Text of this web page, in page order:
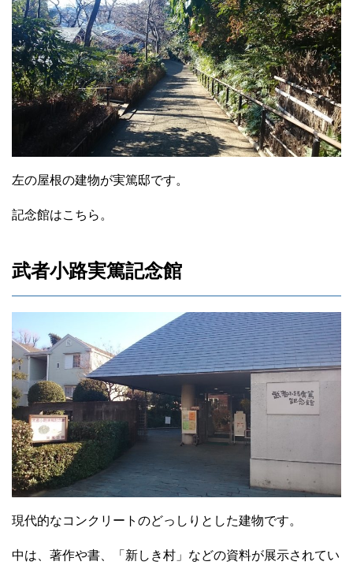
左の屋根の建物が実篤邸です。
記念館はこちら。
武者小路実篤記念館
現代的なコンクリートのどっしりとした建物です。
中は、著作や書、「新しき村」などの資料が展示されてい